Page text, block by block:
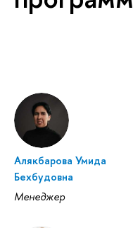
Алякбарова Умида
Бехбудовна
Менеджер